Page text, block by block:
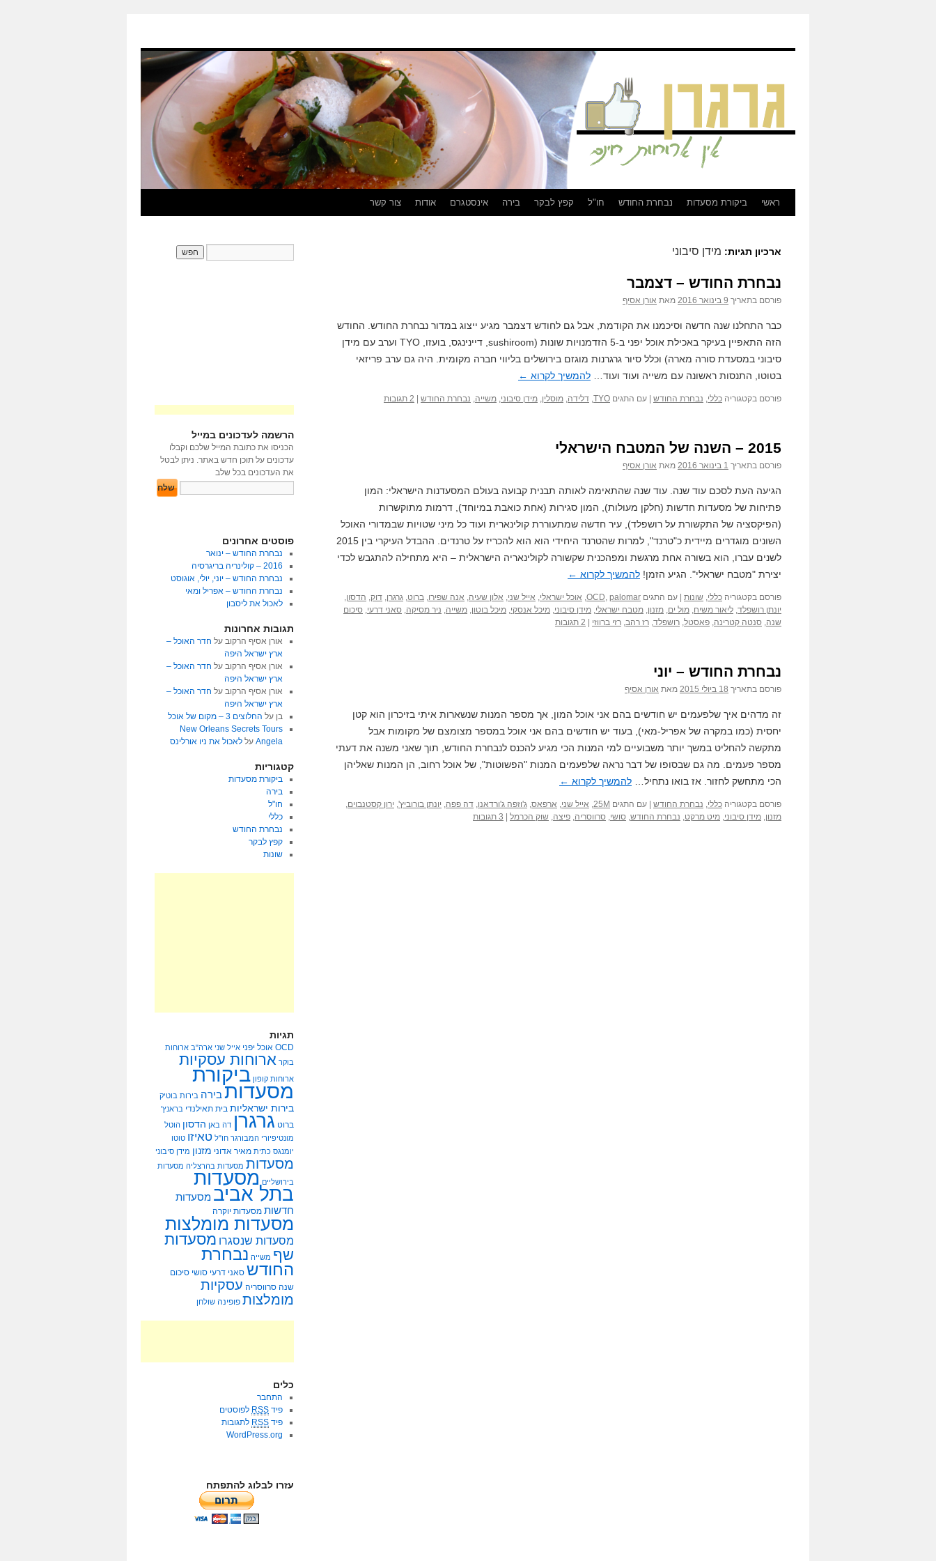
לדלג
ראשי ביקורת מסעדות נבחרת החודש חו"ל קפץ לבקר בירה אינסטגרם אודות צור קשר
ארכיון תגיות: מידן סיבוני
נבחרת החודש – דצמבר
פורסם בתאריך 9 בינואר 2016 מאת אורן אסיף
כבר התחלנו שנה חדשה וסיכמנו את הקודמת, אבל גם לחודש דצמבר מגיע ייצוג במדור נבחרת החודש. החודש
הזה התאפיין בעיקר באכילת אוכל יפני ב-5 הזדמנויות שונות (sushiroom, דיינינגס, בועזו, TYO וערב עם מידן
סיבוני במסעדת סורה מארה) וכלל סיור גרגרנות מוגזם בירושלים בליווי חברה מקומית. היה גם ערב פריזאי
בטוטו, התנסות ראשונה עם משייה ועוד ועוד… להמשיך לקרוא ←
פורסם בקטגוריה כללי, נבחרת החודש עם התגים TYO
, דלידה, מוסלין, מידן סיבוני, משייה, נבחרת החודש 2 תגובות
2015 – השנה של המטבח הישראלי
פורסם בתאריך 1 בינואר 2016 מאת אורן אסיף
הגיעה העת לסכם עוד שנה. עוד שנה שהתאימה לאותה תבנית קבועה בעולם המסעדנות הישראלי: המון
פתיחות של מסעדות חדשות (חלקן מעולות), המון סגירות (אחת כואבת במיוחד), דרמות מתוקשרות
(הפיקסציה של התקשורת על רושפלד), עיר חדשה שמתעוררת קולינארית ועוד כל מיני שטויות שבמדורי האוכל
השונים מוגדרים מיידית כ"טרנד", למרות שהטרנד היחידי הוא הוא להכריז על טרנדים. ההבדל העיקרי בין 2015
לשנים עברו, הוא בשורה אחת מרגשת ומפהכנית שקשורה לקולינאריה הישראלית – היא מתחילה להתגבש לכדי
יצירת "מטבח ישראלי". הגיע הזמן! להמשיך לקרוא ←
פורסם בקטגוריה כללי, שונות עם התגים OCD, palomar
, אוכל ישראלי, אייל שני, אלון שעיה, אנה שפירו, ברוט, גרגרן, דוק, הדסון,
יונתן רושפלד, ליאור משיח, מול ים, מזנון, מטבח ישראלי, מידן סיבוני, מיכל אנסקי, מיכל בוטון, משייה, ניר מסיקה, סאני דרעי, סיכום
שנה, סנטה קטרינה, פאסטל, רושפלד, רז רהב, רזי ברווזי 2 תגובות
נבחרת החודש – יוני
פורסם בתאריך 18 ביולי 2015 מאת אורן אסיף
זה מדהים איך שלפעמים יש חודשים בהם אני אוכל המון, אך מספר המנות שנשארות איתי בזיכרון הוא קטן
יחסית (כמו במקרה של אפריל-מאי), בעוד יש חודשים בהם אני אוכל במספר מצומצם של מקומות אבל
מתקשה להחליט במשך יותר משבועיים למי המנות הכי מגיע להכנס לנבחרת החודש, תוך שאני משנה את דעתי
מספר פעמים. מה גם שבסופו של דבר נראה שלפעמים המנות "הפשוטות", של אוכל רחוב, הן המנות שאליהן
הכי מתחשק לחזור. אז בואו נתחיל… להמשיך לקרוא ←
פורסם בקטגוריה כללי, נבחרת החודש עם התגים 25M
, אייל שני, ארפאס, ג'וזפה ג'ורדאנו, דה פפה, יונתן בורוביץ', ירון קסטנבוים,
מזנון, מידן סיבוני, מיט מרקט, נבחרת החודש, סושי, סרווסריה, פיצה, שוק הכרמל 3 תגובות
הרשמה לעדכונים במייל
הכניסו את כתובת המייל שלכם וקבלו
עדכונים על תוכן חדש באתר. ניתן לבטל
את העדכונים בכל שלב
פוסטים אחרונים
נבחרת החודש – ינואר
2016 – קולינריה בריגרסיה
נבחרת החודש – יוני, יולי, אוגוסט
נבחרת החודש – אפריל ומאי
לאכול את ליסבון
תגובות אחרונות
אורן אסיף הרקובעל חדר האוכל –
ארץ ישראל היפה
אורן אסיף הרקובעל חדר האוכל –
ארץ ישראל היפה
אורן אסיף הרקובעל חדר האוכל –
ארץ ישראל היפה
בן על החלוצים 3 – מקום של אוכל
New Orleans Secrets Tours
Angelaעל לאכול את ניו אורלינס
קטגוריות
ביקורת מסעדות
בירה
חו"ל
כללי
נבחרת החודש
קפץ לבקר
שונות
תגיות
OCD אוכל יפני אייל שני ארה"ב ארוחות
בוקר ארוחות עסקיות
ארוחות קופון ביקורת
מסעדותבירה בירות בוטיק
בירות ישראליות בית תאילנדי בראנץ'
ברוט גרגרן דה באן הדסון הוטל
מונטיפיורי המבורגר חו"ל טאיזו טוטו
יומנגס כתית מאיר אדוני מזנון מידן סיבוני
מסעדות מסעדות בהרצליה מסעדות
בירושליים מסעדות
בתל אביב מסעדות
חדשות מסעדות יוקרה
מסעדות מומלצות
מסעדות שנסגרו מסעדות
שף משייה נבחרת
החודש סאני דרעי סושי סיכום
שנה סרווסריה עסקיות
מומלצות פופינה שולחן
כלים
התחבר
פיד RSS לפוסטים
פיד RSS לתגובות
WordPress.org
עזרו לבלוג להתפתח